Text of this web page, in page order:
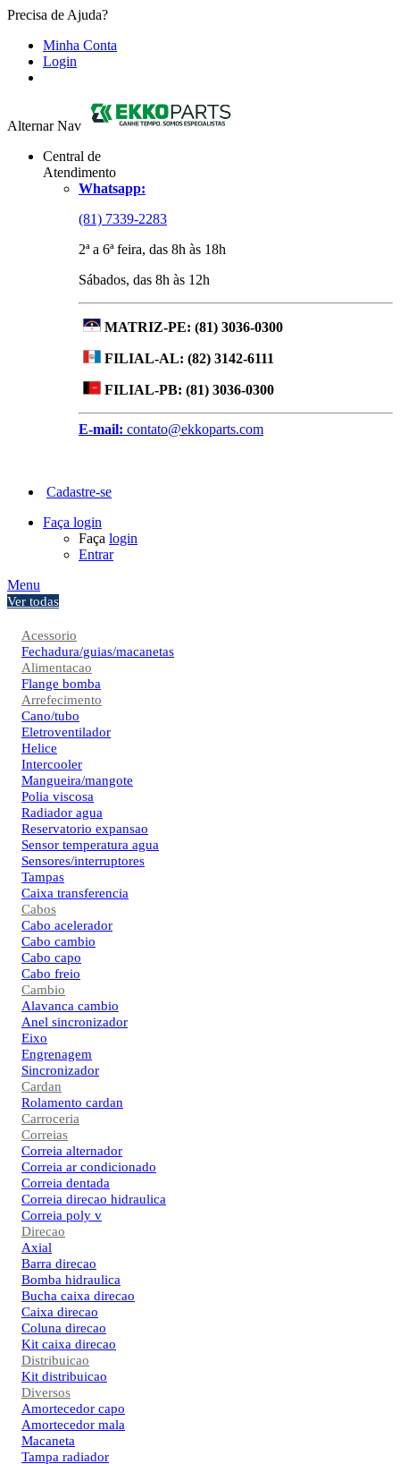
Precisa de Ajuda?
Minha Conta
Login
Alternar Nav
Central de
Atendimento
Whatsapp:
(81) 7339-2283
2ª a 6ª feira, das 8h às 18h
Sábados, das 8h às 12h
MATRIZ-PE: (81) 3036-0300
FILIAL-AL: (82) 3142-6111
FILIAL-PB: (81) 3036-0300
E-mail: contato@ekkoparts.com
Cadastre-se
Faça login
Faça login
Entrar
Menu
Ver todas
Acessorio
Fechadura/guias/macanetas
Alimentacao
Flange bomba
Arrefecimento
Cano/tubo
Eletroventilador
Helice
Intercooler
Mangueira/mangote
Polia viscosa
Radiador agua
Reservatorio expansao
Sensor temperatura agua
Sensores/interruptores
Tampas
Caixa transferencia
Cabos
Cabo acelerador
Cabo cambio
Cabo capo
Cabo freio
Cambio
Alavanca cambio
Anel sincronizador
Eixo
Engrenagem
Sincronizador
Cardan
Rolamento cardan
Carroceria
Correias
Correia alternador
Correia ar condicionado
Correia dentada
Correia direcao hidraulica
Correia poly v
Direcao
Axial
Barra direcao
Bomba hidraulica
Bucha caixa direcao
Caixa direcao
Coluna direcao
Kit caixa direcao
Distribuicao
Kit distribuicao
Diversos
Amortecedor capo
Amortecedor mala
Macaneta
Tampa radiador